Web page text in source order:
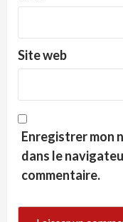
Site web
Enregistrer mon
dans le
commentaire.